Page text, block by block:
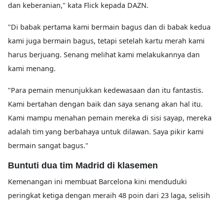
dan keberanian," kata Flick kepada DAZN.
"Di babak pertama kami bermain bagus dan di babak kedua
kami juga bermain bagus, tetapi setelah kartu merah kami
harus berjuang. Senang melihat kami melakukannya dan
kami menang.
"Para pemain menunjukkan kedewasaan dan itu fantastis.
Kami bertahan dengan baik dan saya senang akan hal itu.
Kami mampu menahan pemain mereka di sisi sayap, mereka
adalah tim yang berbahaya untuk dilawan. Saya pikir kami
bermain sangat bagus."
Buntuti dua tim Madrid di klasemen
Kemenangan ini membuat Barcelona kini menduduki
peringkat ketiga dengan meraih 48 poin dari 23 laga, selisih